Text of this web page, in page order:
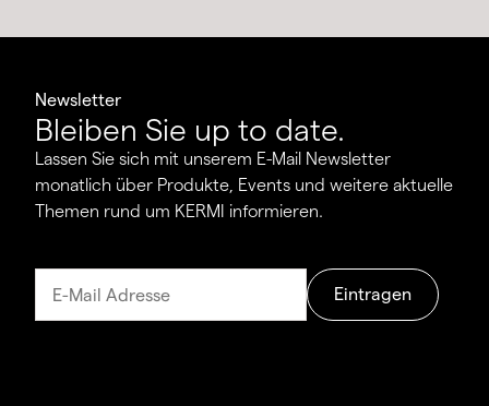
Newsletter
Bleiben Sie up to date.
Lassen Sie sich mit unserem E-Mail Newsletter
monatlich über Produkte, Events und weitere aktuelle
Themen rund um KERMI informieren.
Eintragen